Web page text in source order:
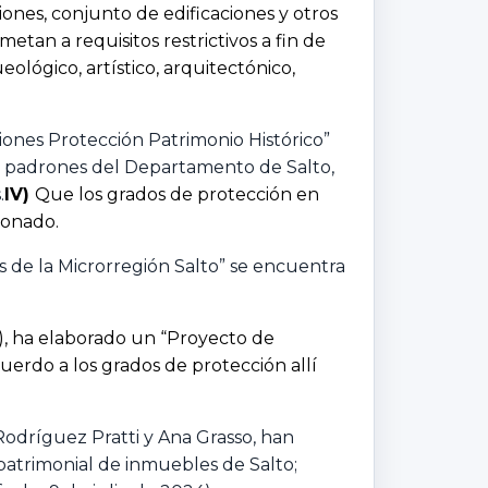
conjunto de edificaciones y otros
a requisitos restrictivos a fin de
artístico, arquitectónico,
Protección Patrimonio Histórico”
del Departamento de Salto,
IV) Que los grados de protección en
la Microrregión Salto” se encuentra
ha elaborado un “Proyecto de
a los grados de protección allí
Pratti y Ana Grasso, han
de inmuebles de Salto;